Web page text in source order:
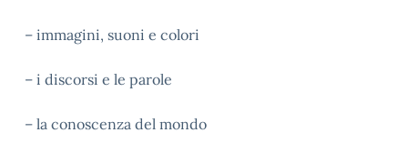
– immagini, suoni e colori
– i discorsi e le parole
– la conoscenza del mondo